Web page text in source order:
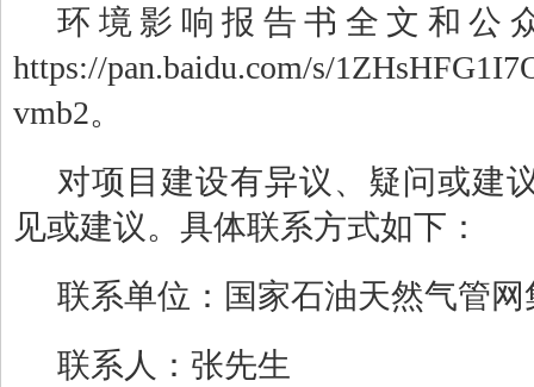
环境影响报告书全文和公
https://pan.baidu.com/s/
vmb2。
对项目建设有异议、疑问或建
见或建议。具体联系方式如下：
联系单位：国家石油天然气管
联系人：张先生